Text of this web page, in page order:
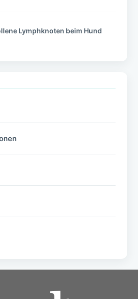
Lymphknoten beim Hund